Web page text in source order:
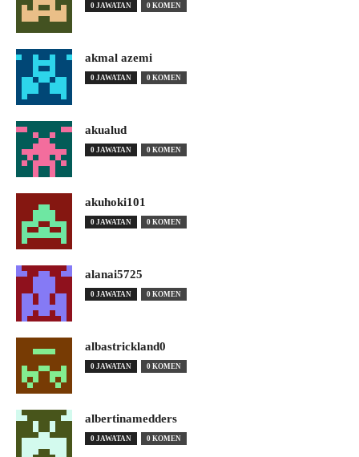
0 JAWATAN 0 KOMEN
akmal azemi
0 JAWATAN 0 KOMEN
akualud
0 JAWATAN 0 KOMEN
akuhoki101
0 JAWATAN 0 KOMEN
alanai5725
0 JAWATAN 0 KOMEN
albastrickland0
0 JAWATAN 0 KOMEN
albertinamedders
0 JAWATAN 0 KOMEN